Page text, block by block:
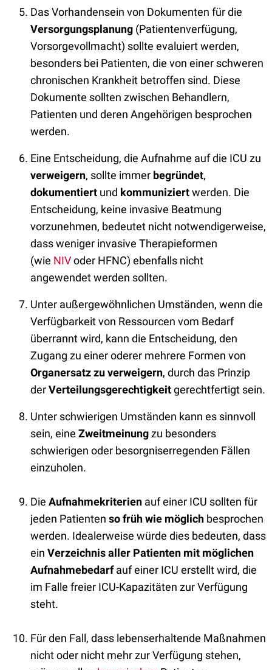
Das Vorhandensein von Dokumenten für die
Versorgungsplanung (Patientenverfügung,
Vorsorgevollmacht) sollte evaluiert werden,
besonders bei Patienten, die von einer schweren
chronischen Krankheit betroffen sind. Diese
Dokumente sollten zwischen Behandlern,
Patienten und deren Angehörigen besprochen
werden.
Eine Entscheidung, die Aufnahme auf die ICU zu
verweigern, sollte immer begründet,
dokumentiert und kommuniziertwerden. Die
Entscheidung, keine invasive Beatmung
vorzunehmen, bedeutet nicht notwendigerweise,
dass weniger invasive Therapieformen
(wie NIVoder HFNC) ebenfalls nicht
angewendet werden sollten.
Unter außergewöhnlichen Umständen, wenn die
Verfügbarkeit von Ressourcen vom Bedarf
überrannt wird, kann die Entscheidung, den
Zugang zu einer oderer mehrere Formen von
Organersatz zu verweigern, durch das Prinzip
derVerteilungsgerechtigkeitgerechtfertigt sein.
Unter schwierigen Umständen kann es sinnvoll
sein, eine Zweitmeinungzu besonders
schwierigen oder besorgniserregenden Fällen
einzuholen.
Die Aufnahmekriterien auf einer ICU sollten für
jeden Patienten so früh wie möglich besprochen
werden. Idealerweise würde dies bedeuten, dass
ein Verzeichnisaller Patienten mit möglichen
Aufnahmebedarfauf einer ICU erstellt wird, die
im Falle freier ICU-Kapazitäten zur Verfügung
steht.
Für den Fall, dass lebenserhaltende Maßnahmen
nicht oder nicht mehr zur Verfügung stehen,